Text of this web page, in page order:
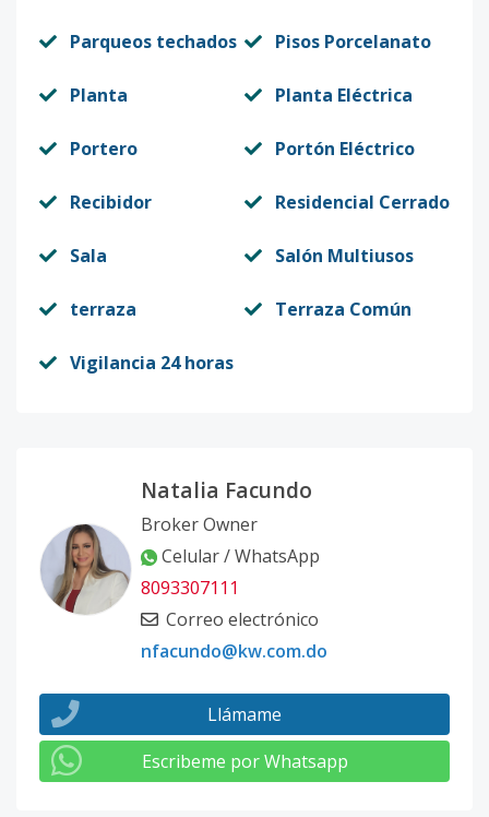
Parqueos techados Pisos Porcelanato
Planta Planta Eléctrica
Portero Portón Eléctrico
Recibidor Residencial Cerrado
Sala Salón Multiusos
terraza Terraza Común
Vigilancia 24 horas
Natalia Facundo
Broker Owner
Celular / WhatsApp
8093307111
Correo electrónico
nfacundo@kw.com.do
Llámame
Escribeme por Whatsapp